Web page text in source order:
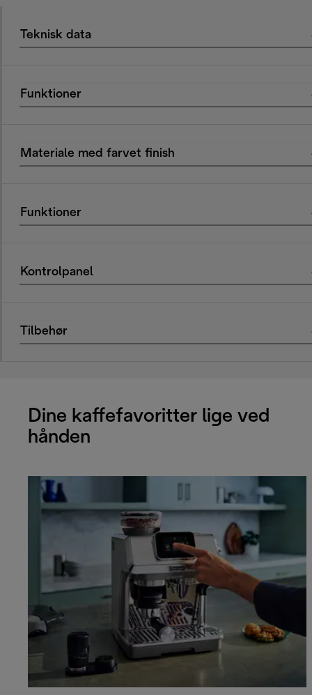
Teknisk data
Funktioner
Materiale med farvet finish
Funktioner
Kontrolpanel
Tilbehør
Dine kaffefavoritter lige ved
hånden